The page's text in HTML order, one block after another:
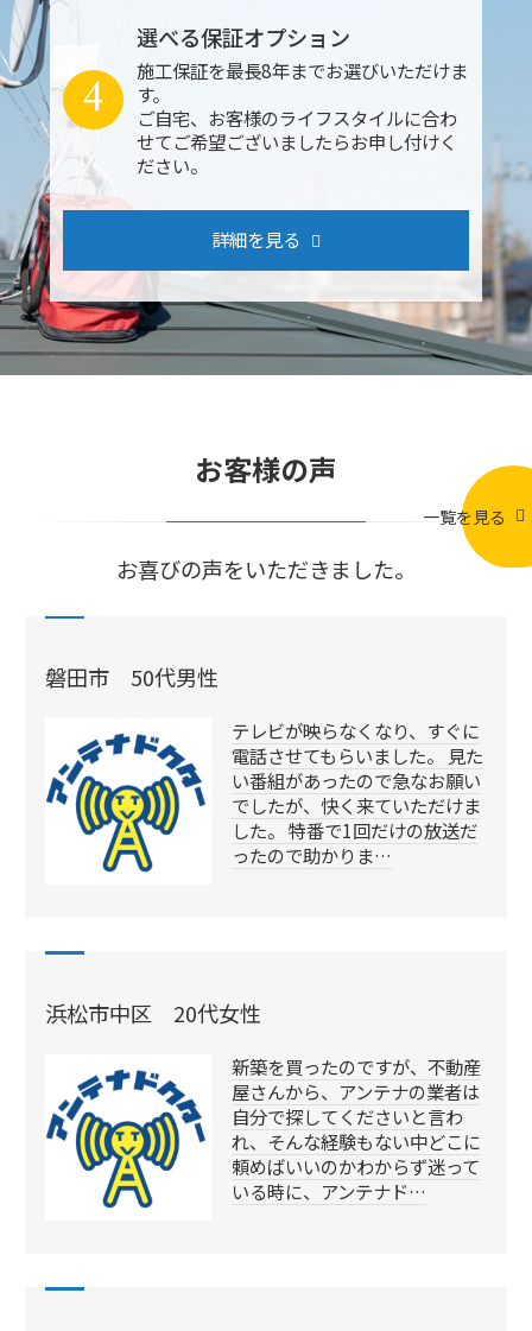
選べる保証オプション
施工保証を最長8年までお選びいただけま
す。
ご自宅、お客様のライフスタイルに合わ
せてご希望ございましたらお申し付けく
ださい。
4
詳細を見る
お客様の声
お喜びの声をいただきました。
一覧を見る
磐田市 50代男性
テレビが映らなくなり、すぐに
電話させてもらいました。 見た
い番組があったので急なお願い
でしたが、快く来ていただけま
した。 特番で1回だけの放送だ
ったので助かりま…
浜松市中区 20代女性
新築を買ったのですが、不動産
屋さんから、アンテナの業者は
自分で探してくださいと言わ
れ、そんな経験もない中どこに
頼めばいいのかわからず迷って
いる時に、アンテナド…